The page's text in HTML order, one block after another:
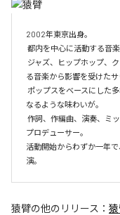
2002年東京出身。
る音楽から影響を受けたサ
なるような味わいが。
プロデューサー。
活動開始からわずか一年で
演。
猿臂の他のリリース：